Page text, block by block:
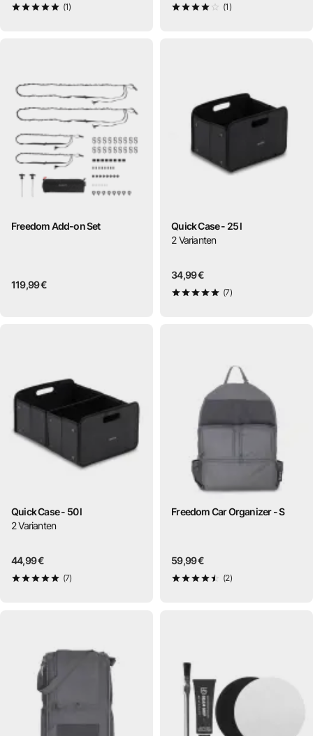
5 von 5
(1)
4 von 5
(1)
Freedom Add-on Set
119,99 €
Quick Case - 25 l
2 Varianten
34,99 €
5 von 5
(7)
Quick Case - 50 l
2Varianten
44,99 €
5 von 5
(7)
Freedom Car Organizer - S
59,99 €
4,5von 5
(2)